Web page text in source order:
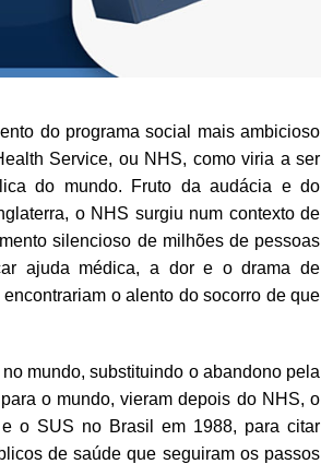
do programa social mais ambicioso
Service, ou NHS, como viria a ser
do mundo. Fruto da audácia e do
o NHS surgiu num contexto de
silencioso de milhões de pessoas
ajuda médica, a dor e o drama de
o alento do socorro de que
mundo, substituindo o abandono pela
o mundo, vieram depois do NHS, o
o SUS no Brasil em 1988, para citar
de saúde que seguiram os passos